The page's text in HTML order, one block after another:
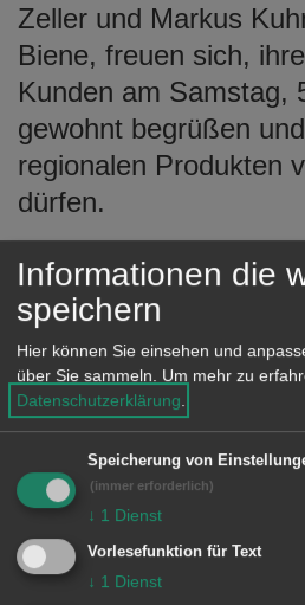
Zeller und Markus
Biene, freuen sich,
Kunden am Samstag,
gewohnt begrüßen
regionalen Produkten
dürfen.
Auf regionales
nicht verzichtet
Wochenmarkt in
(Rathausplatz) am
findet wie gewohnt von
7.30 bis 12.15 Uhr
Wochenmarkt auf
Unterrombach von 9
der Wochenmarkt in
gewohnt am Samstag,
Informationen die
speichern
Hier können Sie einsehen und
über Sie sammeln. Um mehr zu
Datenschutzerklärung.
Speicherung von
(immer erforderlich)
↓ 1 Dienst
Vorlesefunktion für Text
↓ 1 Dienst